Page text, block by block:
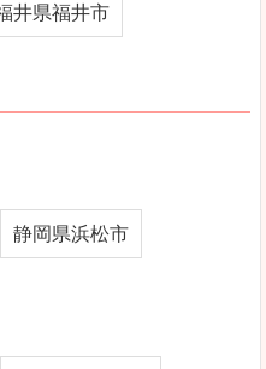
井県福井市
静岡県浜松市